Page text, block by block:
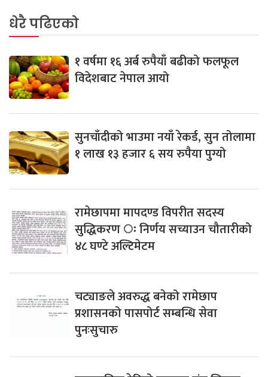
धेरै पढिएको
१ वर्षमा १६ अर्ब रुपैयाँ बढीको फलफूल
विदेशबाट नेपाल आयो
सुनचाँदीको भाउमा नयाँ रेकर्ड, सुन तोलामा
१ लाख १३ हजार ६ सय रुपैया पुग्यो
रामेछापमा मापदण्ड विपरीत सदस्य
सुद्धिकरण ः निर्णय सच्याउन चौतारीको
४८ घण्टे अल्टिमेटम
चट्याङले अवरुद्ध बनेको रामेछाप
प्रशासनको पासपोर्ट सम्बन्धि सेवा
पुनःसुचारु